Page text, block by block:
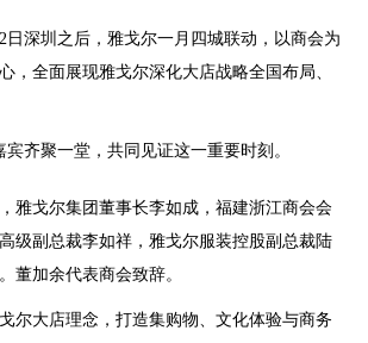
日深圳之后，雅戈尔一月四城联动，以商会为
，全面展现雅戈尔深化大店战略全国布局、
齐聚一堂，共同见证这一重要时刻。
雅戈尔集团董事长李如成，福建浙江商会会
级副总裁李如祥，雅戈尔服装控股副总裁陆
董加余代表商会致辞。
尔大店理念，打造集购物、文化体验与商务